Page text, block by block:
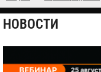
НОВОСТИ